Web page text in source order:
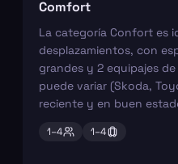
Comfort
La categoría Confort es
desplazamientos, con
grandes y 2 equipajes
puede variar (Skoda,
reciente y en buen
1–4 1–4